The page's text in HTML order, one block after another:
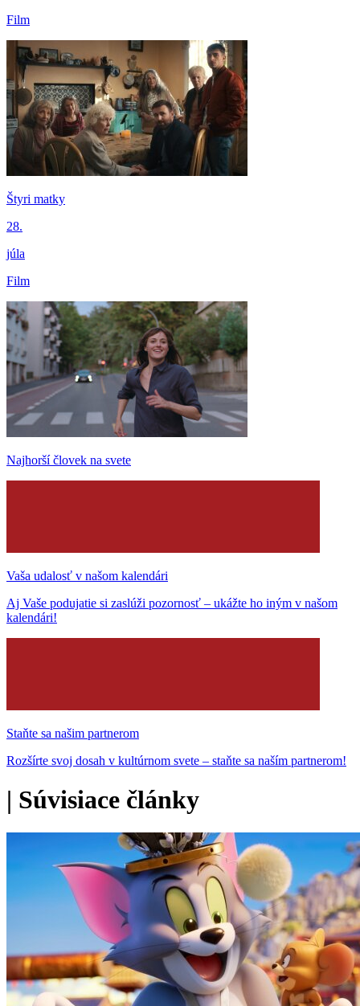
Film
Štyri matky
28.
júla
Film
Najhorší človek na svete
Vaša udalosť v našom kalendári
Aj Vaše podujatie si zaslúži pozornosť – ukážte ho iným v našom
kalendári!
Staňte sa našim partnerom
Rozšírte svoj dosah v kultúrnom svete – staňte sa naším partnerom!
| Súvisiace články